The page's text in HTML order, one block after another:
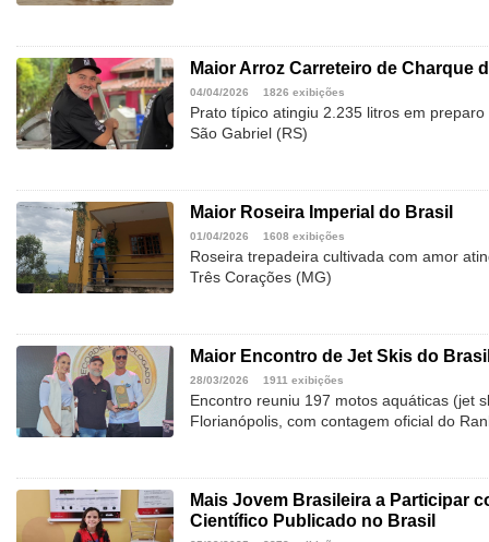
Maior Arroz Carreteiro de Charque
04/04/2026 1826 exibições
Prato típico atingiu 2.235 litros em
São Gabriel (RS)
Maior Roseira Imperial do Brasil
01/04/2026 1608 exibições
Roseira trepadeira cultivada com amor
Três Corações (MG)
Maior Encontro de Jet Skis do
28/03/2026 1911 exibições
Encontro reuniu 197 motos aquáticas (jet
Florianópolis, com contagem oficial do
Mais Jovem Brasileira a Participar
Científico Publicado no Brasil